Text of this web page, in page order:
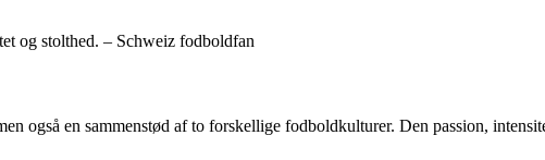
og stolthed. – Schweiz fodboldfan
også en sammenstød af to forskellige fodboldkulturer. Den passion,